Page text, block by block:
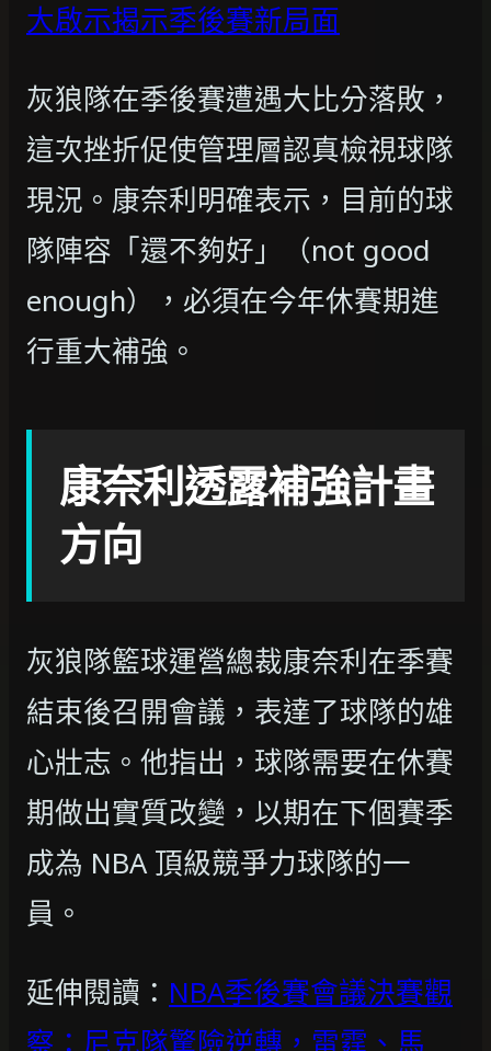
大啟示揭示季後賽新局面
灰狼隊在季後賽遭遇大比分落敗，
這次挫折促使管理層認真檢視球隊
現況。康奈利明確表示，目前的球
隊陣容「還不夠好」（not good
enough），必須在今年休賽期進
行重大補強。
康奈利透露補強計畫
方向
灰狼隊籃球運營總裁康奈利在季賽
結束後召開會議，表達了球隊的雄
心壯志。他指出，球隊需要在休賽
期做出實質改變，以期在下個賽季
成為 NBA 頂級競爭力球隊的一
員。
延伸閱讀： NBA季後賽會議決賽觀
察：尼克隊驚險逆轉，雷霆、馬